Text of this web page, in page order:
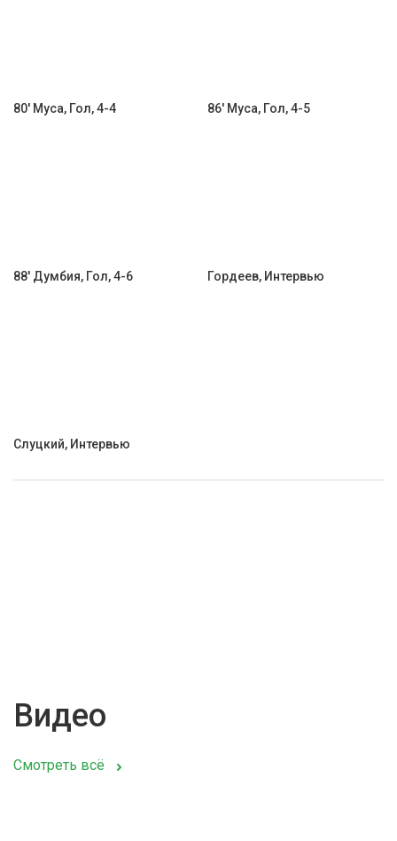
80' Муса, Гол, 4-4 86' Муса, Гол, 4-5
88' Думбия, Гол, 4-6 Гордеев, Интервью
Слуцкий, Интервью
Видео
Смотреть всё